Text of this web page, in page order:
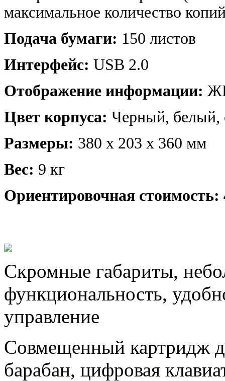
максимальное количество
Подача бумаги: 150 листов
Интерфейс: USB 2.0
Отображение информации:
Цвет корпуса: Черный, белый,
Размеры: 380 x 203 x 360 мм
Вес: 9 кг
Ориентировочная стоимость:
Скромные габариты,
функциональность,
управление
Совмещенный картридж
барабан, цифровая